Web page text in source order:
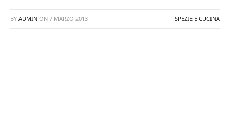
BY ADMIN ON 7 MARZO 2013 SPEZIE E CUCINA